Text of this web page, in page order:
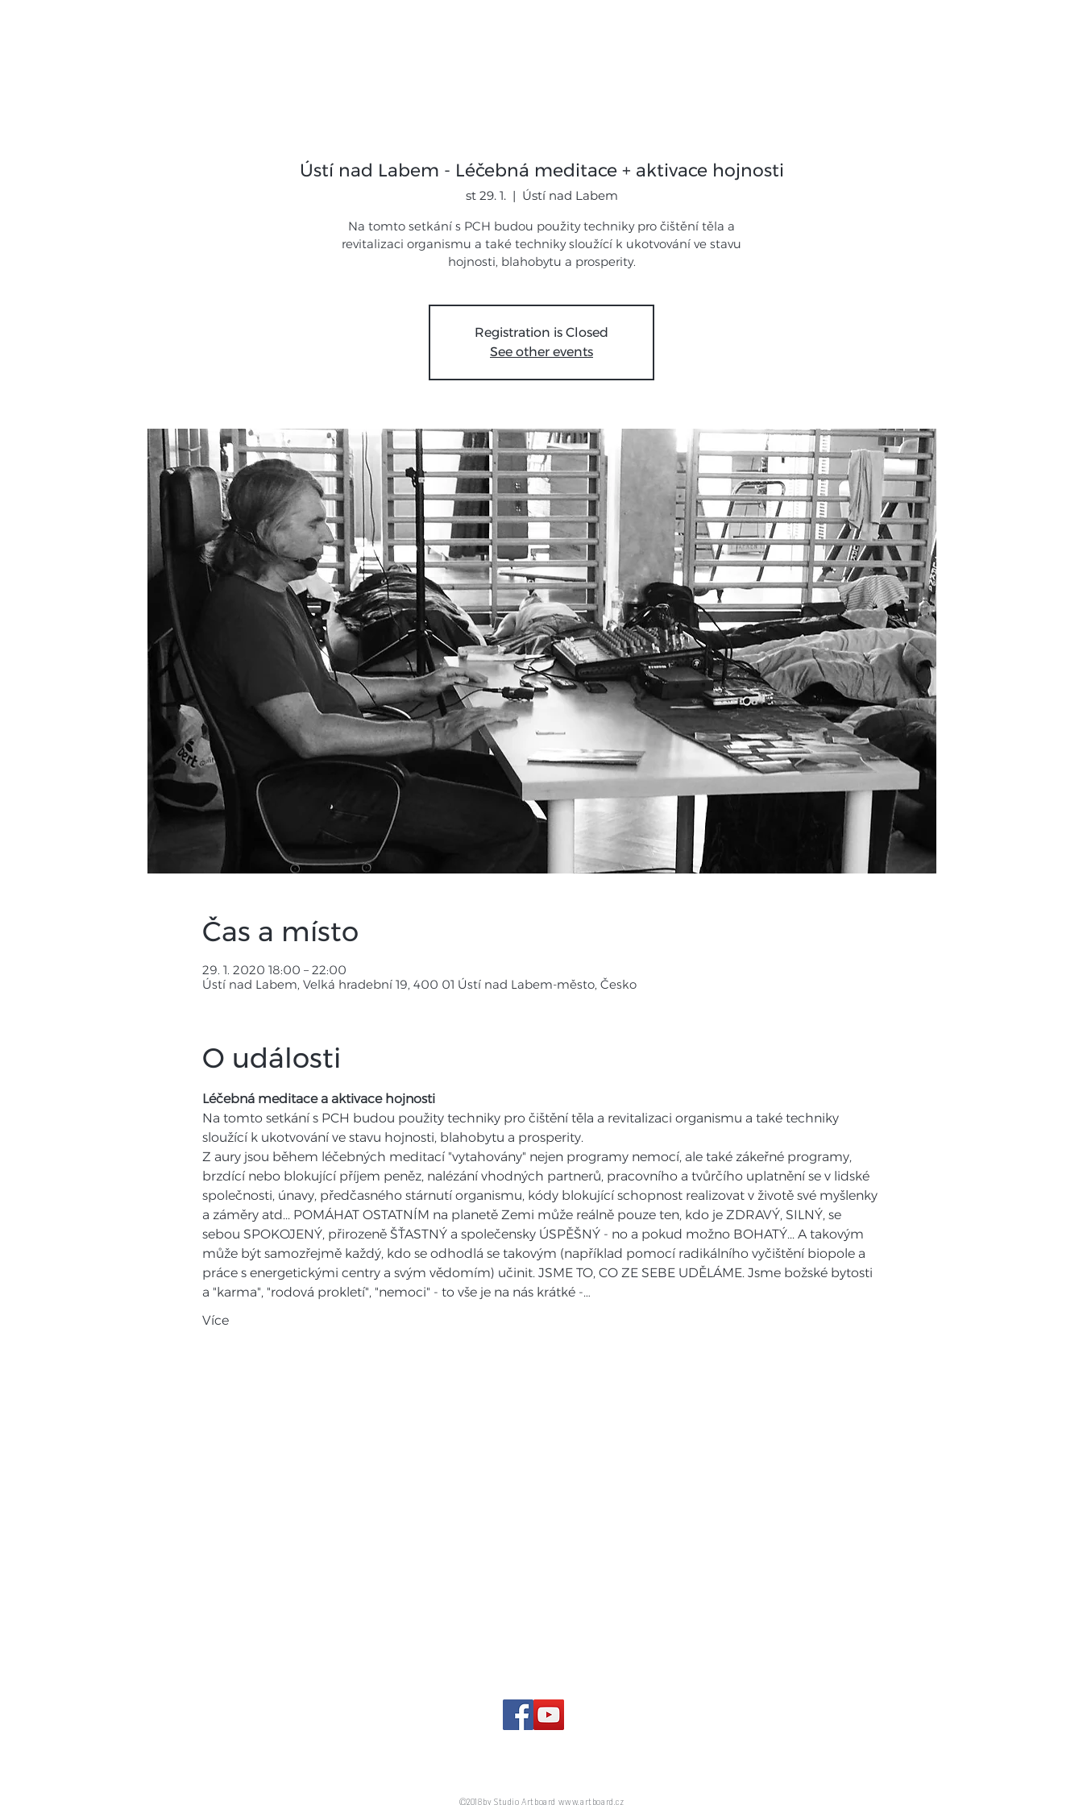
Ústí nad Labem - Léčebná meditace + aktivace hojnosti
st 29. 1.
  |
Ústí nad Labem
Na tomto setkání s PCH budou použity techniky pro čištění těla a
revitalizaci organismu a také techniky sloužící k ukotvování ve stavu
hojnosti, blahobytu a prosperity.
Registration is Closed
See other events
Čas a místo
29. 1. 2020 18:00 – 22:00
Ústí nad Labem, Velká hradební 19, 400 01 Ústí nad Labem-město, Česko
O události
Léčebná meditace a aktivace hojnosti
Na tomto setkání s PCH budou použity techniky pro čištění těla a revitalizaci organismu a také techniky
sloužící k ukotvování ve stavu hojnosti, blahobytu a prosperity.
Z aury jsou během léčebných meditací "vytahovány" nejen programy nemocí, ale také zákeřné programy,
brzdící nebo blokující příjem peněz, nalézání vhodných partnerů, pracovního a tvůrčího uplatnění se v lidské
společnosti, únavy, předčasného stárnutí organismu, kódy blokující schopnost realizovat v životě své myšlenky
a záměry atd... POMÁHAT OSTATNÍM na planetě Zemi může reálně pouze ten, kdo je ZDRAVÝ, SILNÝ, se
sebou SPOKOJENÝ, přirozeně ŠŤASTNÝ a společensky ÚSPĚŠNÝ - no a pokud možno BOHATÝ... A takovým
může být samozřejmě každý, kdo se odhodlá se takovým (například pomocí radikálního vyčištění biopole a
práce s energetickými centry a svým vědomím) učinit. JSME TO, CO ZE SEBE UDĚLÁME. Jsme božské bytosti
a "karma", "rodová prokletí", "nemoci" - to vše je na nás krátké -…
Více
©2018 by Studio Artboard www.artboard.cz